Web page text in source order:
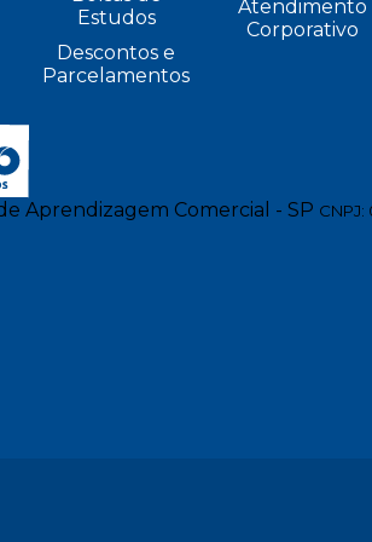
Estudos
Descontos e
Parcelamentos
Atendimento
Corporativo
Aprendizagem Comercial - SP